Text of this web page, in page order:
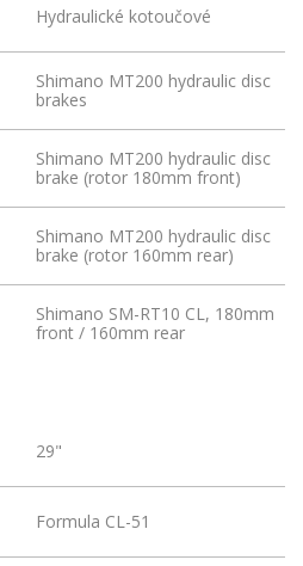
Hydraulické kotoučové
Shimano MT200 hydraulic disc
brakes
Shimano MT200 hydraulic disc
brake (rotor 180mm front)
Shimano MT200 hydraulic disc
brake (rotor 160mm rear)
Shimano SM-RT10 CL, 180mm
front / 160mm rear
29"
Formula CL-51